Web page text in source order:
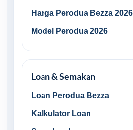
Harga Perodua Bezza 2026
Model Perodua 2026
Loan & Semakan
Loan Perodua Bezza
Kalkulator Loan